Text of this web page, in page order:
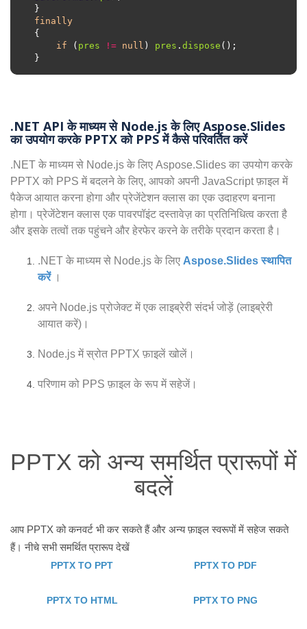
finally
if ( pres != null ) pres . dispose
.NET API के माध्यम से Node.js के लिए Aspose.Slides
का उपयोग करके PPTX को PPS में कैसे परिवर्तित करें
.NET के माध्यम से Node.js के लिए Aspose.Slides का उपयोग करके
PPTX को PPS में बदलने के लिए, आपको अपनी JavaScript फ़ाइल में
पैकेज आयात करना होगा और प्रेजेंटेशन क्लास का एक उदाहरण बनाना
होगा। प्रेजेंटेशन क्लास एक पावरपॉइंट दस्तावेज़ का प्रतिनिधित्व करता है
और इसके तत्वों तक पहुंचने और हेरफेर करने के तरीके प्रदान करता है।
.NET के माध्यम से Node.js के लिए Aspose.Slides स्थापित
करें।
अपने Node.js प्रोजेक्ट में एक लाइब्रेरी संदर्भ जोड़ें (लाइब्रेरी
आयात करें)।
Node.js में स्रोत PPTX फ़ाइलें खोलें।
परिणाम को PPS फ़ाइल के रूप में सहेजें।
PPTX को अन्य समर्थित प्रारूपों में
बदलें
आप PPTX को कनवर्ट भी कर सकते हैं और अन्य फ़ाइल स्वरूपों में सहेज सकते
हैं। नीचे सभी समर्थित प्रारूप देखें
PPTX TO PPT PPTX TO PDF
PPTX TO HTML PPTX TO PNG